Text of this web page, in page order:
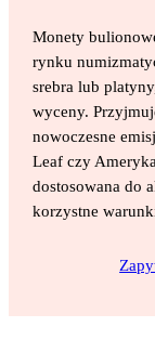
Monety
rynku
srebra lub
wyceny.
nowoczesne
Leaf czy
dostosowana do
korzystne